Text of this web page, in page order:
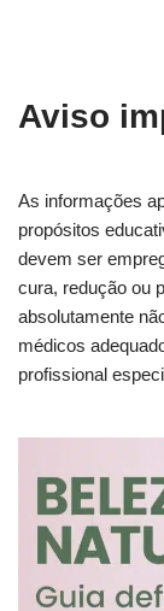
Aviso
As informações
propósitos
devem ser
cura, redução ou
absolutamente
médicos
profissional